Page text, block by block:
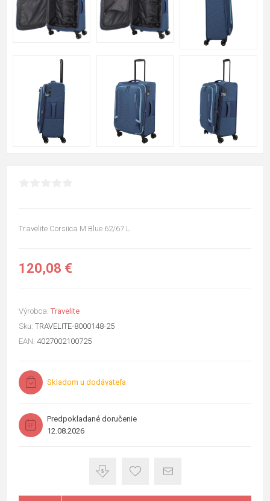
Travelite Corsiica M Blue 62/67 L
120,08 €
Výrobca: Travelite
Sku: TRAVELITE-8000148-25
EAN: 4027002100725
Skladom u dodávateľa
Predpokladané doručenie
12.08.2026